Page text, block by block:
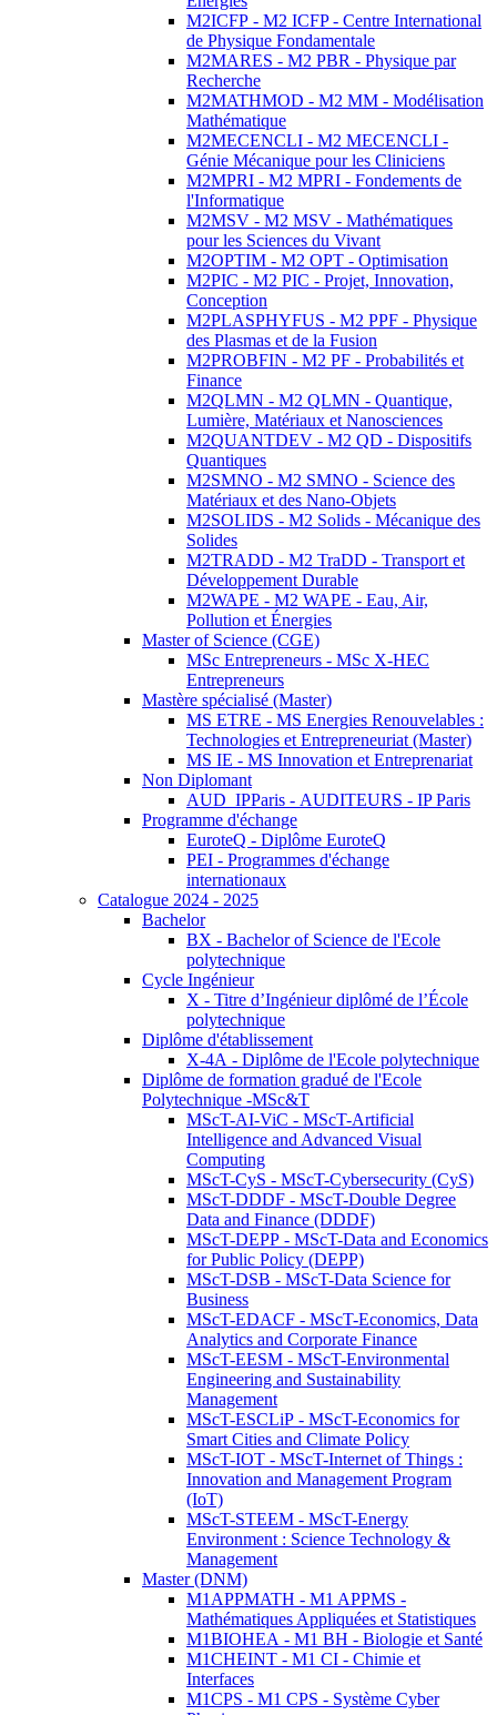
M2ICFP - M2 ICFP - Centre International
de Physique Fondamentale
M2MARES - M2 PBR - Physique par
Recherche
M2MATHMOD - M2 MM - Modélisation
Mathématique
M2MECENCLI - M2 MECENCLI -
Génie Mécanique pour les Cliniciens
M2MPRI - M2 MPRI - Fondements de
l'Informatique
M2MSV - M2 MSV - Mathématiques
pour les Sciences du Vivant
M2OPTIM - M2 OPT - Optimisation
M2PIC - M2 PIC - Projet, Innovation,
Conception
M2PLASPHYFUS - M2 PPF - Physique
des Plasmas et de la Fusion
M2PROBFIN - M2 PF - Probabilités et
Finance
M2QLMN - M2 QLMN - Quantique,
Lumière, Matériaux et Nanosciences
M2QUANTDEV - M2 QD - Dispositifs
Quantiques
M2SMNO - M2 SMNO - Science des
Matériaux et des Nano-Objets
M2SOLIDS - M2 Solids - Mécanique des
Solides
M2TRADD - M2 TraDD - Transport et
Développement Durable
M2WAPE - M2 WAPE - Eau, Air,
Pollution et Énergies
Master of Science (CGE)
MSc Entrepreneurs - MSc X-HEC
Entrepreneurs
Mastère spécialisé (Master)
MS ETRE - MS Energies Renouvelables :
Technologies et Entrepreneuriat (Master)
MS IE - MS Innovation et Entreprenariat
Non Diplomant
AUD_IPParis - AUDITEURS - IP Paris
Programme d'échange
EuroteQ - Diplôme EuroteQ
PEI - Programmes d'échange
internationaux
Catalogue 2024 - 2025
Bachelor
BX - Bachelor of Science de l'Ecole
polytechnique
Cycle Ingénieur
X - Titre d’Ingénieur diplômé de l’École
polytechnique
Diplôme d'établissement
X-4A - Diplôme de l'Ecole polytechnique
Diplôme de formation gradué de l'Ecole
Polytechnique -MSc&T
MScT-AI-ViC - MScT-Artificial
Intelligence and Advanced Visual
Computing
MScT-CyS - MScT-Cybersecurity (CyS)
MScT-DDDF - MScT-Double Degree
Data and Finance (DDDF)
MScT-DEPP - MScT-Data and Economics
for Public Policy (DEPP)
MScT-DSB - MScT-Data Science for
Business
MScT-EDACF - MScT-Economics, Data
Analytics and Corporate Finance
MScT-EESM - MScT-Environmental
Engineering and Sustainability
Management
MScT-ESCLiP - MScT-Economics for
Smart Cities and Climate Policy
MScT-IOT - MScT-Internet of Things :
Innovation and Management Program
(IoT)
MScT-STEEM - MScT-Energy
Environment : Science Technology &
Management
Master (DNM)
M1APPMATH - M1 APPMS -
Mathématiques Appliquées et Statistiques
M1BIOHEA - M1 BH - Biologie et Santé
M1CHEINT - M1 CI - Chimie et
Interfaces
M1CPS - M1 CPS - Système Cyber